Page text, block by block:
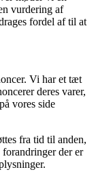
vurdering af
fordel af til at
Vi har et tæt
deres varer,
vores side
fra tid til anden,
der er